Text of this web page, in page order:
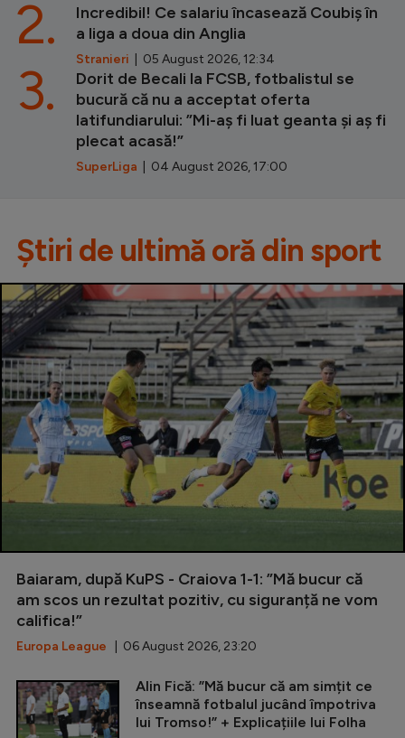
Incredibil! Ce salariu încasează Coubiș în
a liga a doua din Anglia
Stranieri | 05 August 2026, 12:34
2.
Dorit de Becali la FCSB, fotbalistul se
bucură că nu a acceptat oferta
latifundiarului: ”Mi-aș fi luat geanta și aș fi
plecat acasă!”
SuperLiga | 04 August 2026, 17:00
3.
Știri de ultimă oră din sport
Baiaram, după KuPS - Craiova 1-1: ”Mă bucur că
am scos un rezultat pozitiv, cu siguranță ne vom
califica!”
Europa League | 06 August 2026, 23:20
Alin Fică: ”Mă bucur că am simțit ce
înseamnă fotbalul jucând împotriva
lui Tromso!” + Explicațiile lui Folha